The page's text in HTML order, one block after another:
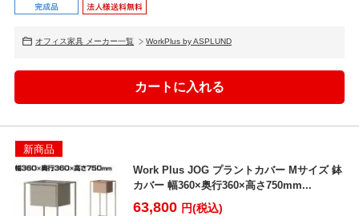
オフィス家具 メーカー一覧 WorkPlus by ASPLUND
新商品
Work Plus JOG プラントカバー Mサイズ 鉢
カバー 幅360×奥行360×高さ750mm...
63,800 円(税込)